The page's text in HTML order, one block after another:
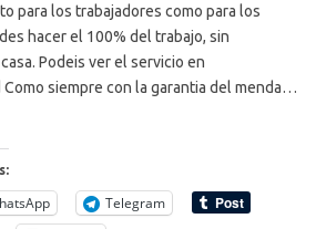
para los trabajadores como para los
hacer el 100% del trabajo, sin
Podeis ver el servicio en
siempre con la garantia del menda…
Telegram